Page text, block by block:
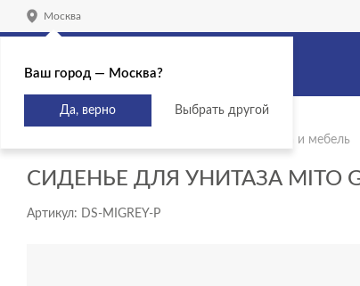
Москва
Сантехника и мебель
СИДЕНЬЕ ДЛЯ УНИТАЗА MITO
Артикул: DS-MIGREY-P
Ваш город — Москва?
Да, верно Выбрать другой